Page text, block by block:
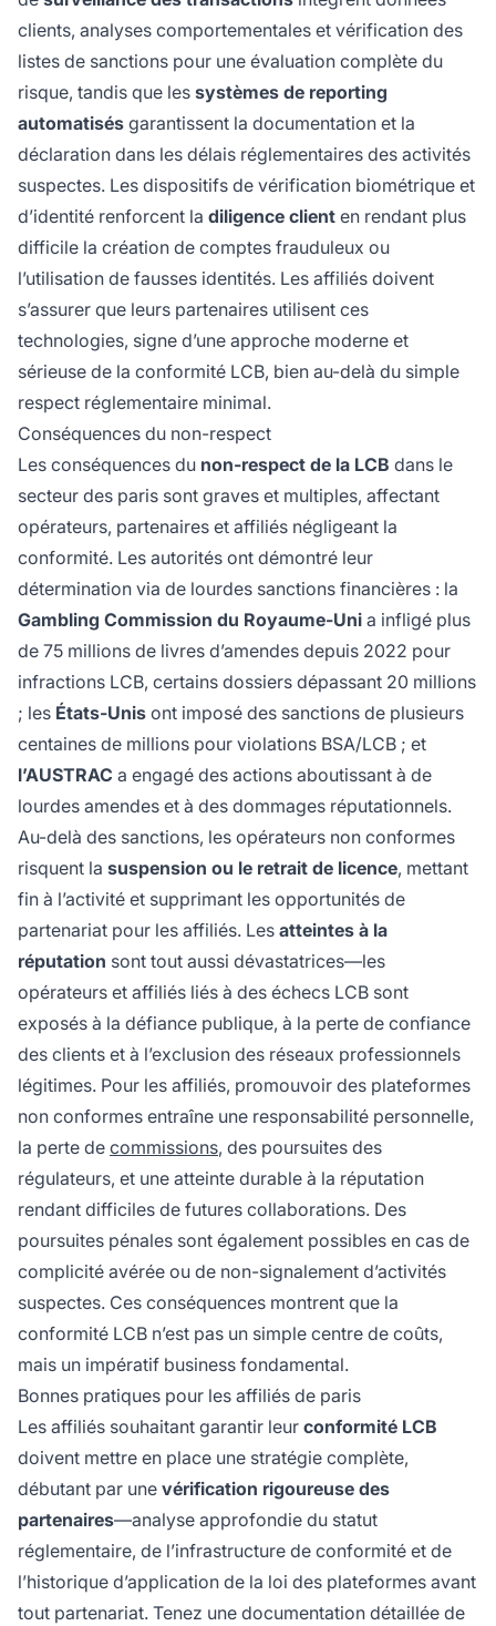
clients, analyses comportementales et vérification des
listes de sanctions pour une évaluation complète du
risque, tandis que les systèmes de reporting
automatisés garantissent la documentation et la
déclaration dans les délais réglementaires des activités
suspectes. Les dispositifs de vérification biométrique et
d’identité renforcent la diligence client en rendant plus
difficile la création de comptes frauduleux ou
l’utilisation de fausses identités. Les affiliés doivent
s’assurer que leurs partenaires utilisent ces
technologies, signe d’une approche moderne et
sérieuse de la conformité LCB, bien au-delà du simple
respect réglementaire minimal.
Conséquences du non-respect
Les conséquences du non-respect de la LCB dans le
secteur des paris sont graves et multiples, affectant
opérateurs, partenaires et affiliés négligeant la
conformité. Les autorités ont démontré leur
détermination via de lourdes sanctions financières : la
Gambling Commission du Royaume-Uni a infligé plus
de 75 millions de livres d’amendes depuis 2022 pour
infractions LCB, certains dossiers dépassant 20 millions
; les États-Unis ont imposé des sanctions de plusieurs
centaines de millions pour violations BSA/LCB ; et
l’AUSTRAC a engagé des actions aboutissant à de
lourdes amendes et à des dommages réputationnels.
Au-delà des sanctions, les opérateurs non conformes
risquent la suspension ou le retrait de licence, mettant
fin à l’activité et supprimant les opportunités de
partenariat pour les affiliés. Les atteintes à la
réputation sont tout aussi dévastatrices—les
opérateurs et affiliés liés à des échecs LCB sont
exposés à la défiance publique, à la perte de confiance
des clients et à l’exclusion des réseaux professionnels
légitimes. Pour les affiliés, promouvoir des plateformes
non conformes entraîne une responsabilité personnelle,
la perte de commissions, des poursuites des
régulateurs, et une atteinte durable à la réputation
rendant difficiles de futures collaborations. Des
poursuites pénales sont également possibles en cas de
complicité avérée ou de non-signalement d’activités
suspectes. Ces conséquences montrent que la
conformité LCB n’est pas un simple centre de coûts,
mais un impératif business fondamental.
Bonnes pratiques pour les affiliés de paris
Les affiliés souhaitant garantir leur conformité LCB
doivent mettre en place une stratégie complète,
débutant par une vérification rigoureuse des
partenaires—analyse approfondie du statut
réglementaire, de l’infrastructure de conformité et de
l’historique d’application de la loi des plateformes avant
tout partenariat. Tenez une documentation détaillée de